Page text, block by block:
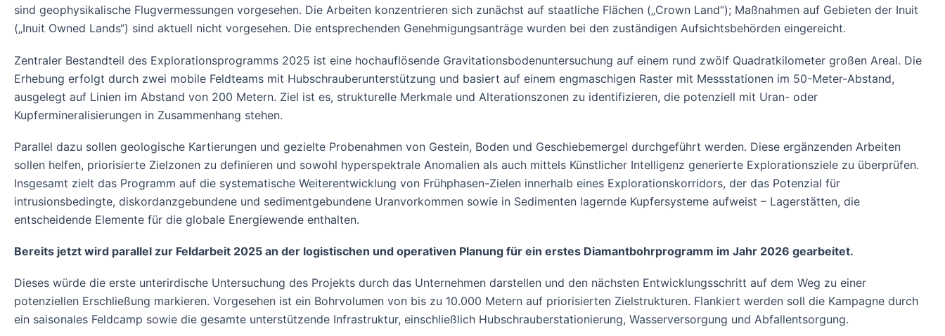
sind geophysikalische Flugvermessungen vorgesehen. Die Arbeiten konzentrieren sich zunächst auf staatliche Flächen („Crown Land“); Maßnahmen auf Gebieten der Inuit
(„Inuit Owned Lands“) sind aktuell nicht vorgesehen. Die entsprechenden Genehmigungsanträge wurden bei den zuständigen Aufsichtsbehörden eingereicht.
Zentraler Bestandteil des Explorationsprogramms 2025 ist eine hochauflösende Gravitationsbodenuntersuchung auf einem rund zwölf Quadratkilometer großen Areal. Die
Erhebung erfolgt durch zwei mobile Feldteams mit Hubschrauberunterstützung und basiert auf einem engmaschigen Raster mit Messstationen im 50-Meter-Abstand,
ausgelegt auf Linien im Abstand von 200 Metern. Ziel ist es, strukturelle Merkmale und Alterationszonen zu identifizieren, die potenziell mit Uran- oder
Kupfermineralisierungen in Zusammenhang stehen.
Parallel dazu sollen geologische Kartierungen und gezielte Probenahmen von Gestein, Boden und Geschiebemergel durchgeführt werden. Diese ergänzenden Arbeiten
sollen helfen, priorisierte Zielzonen zu definieren und sowohl hyperspektrale Anomalien als auch mittels Künstlicher Intelligenz generierte Explorationsziele zu überprüfen.
Insgesamt zielt das Programm auf die systematische Weiterentwicklung von Frühphasen-Zielen innerhalb eines Explorationskorridors, der das Potenzial für
intrusionsbedingte, diskordanzgebundene und sedimentgebundene Uranvorkommen sowie in Sedimenten lagernde Kupfersysteme aufweist – Lagerstätten, die
entscheidende Elemente für die globale Energiewende enthalten.
Bereits jetzt wird parallel zur Feldarbeit 2025 an der logistischen und operativen Planung für ein erstes Diamantbohrprogramm im Jahr 2026 gearbeitet.
Dieses würde die erste unterirdische Untersuchung des Projekts durch das Unternehmen darstellen und den nächsten Entwicklungsschritt auf dem Weg zu einer
potenziellen Erschließung markieren. Vorgesehen ist ein Bohrvolumen von bis zu 10.000 Metern auf priorisierten Zielstrukturen. Flankiert werden soll die Kampagne durch
ein saisonales Feldcamp sowie die gesamte unterstützende Infrastruktur, einschließlich Hubschrauberstationierung, Wasserversorgung und Abfallentsorgung.